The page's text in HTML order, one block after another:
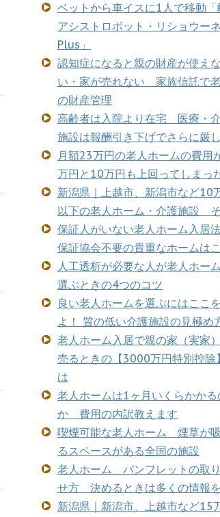
ベットから車イスに1人で移動「
アシストロボット・リショウーネ
Plus」
認知症になると親の財産が使えな
い・家が売れない 家族信託で
の財産管理
高齢者は入院より在宅 医療・
施設は報酬引き下げでさらに厳し
月額23万円の老人ホームの費用
万円と10万円も上回ってしまっ
新潟県｜上越市、新潟市など10
以下の老人ホーム・介護施設
保証人がいない老人ホーム入居
保証協会不要の貴重なホームは
人工透析が必要な人が老人ホー
選ぶときの4つのコツ
良い老人ホームを選ぶにはここ
よ！ 質の低い介護施設の見極め
老人ホーム入居で親の家（実家
売るときの【3000万円特別控除
は
老人ホームは1ヶ月いくらかかる
か 費用の内訳教えます
喫煙可能な老人ホーム 煙草が吸
るスペースがある全国の施設
老人ホーム パンフレットの取
せ方 決めるときは多くの情報を
新潟県｜新潟市、上越市など15